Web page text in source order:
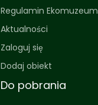
Regulamin Ekomuzeum
Aktualności
Zaloguj się
Dodaj obiekt
Do pobrania